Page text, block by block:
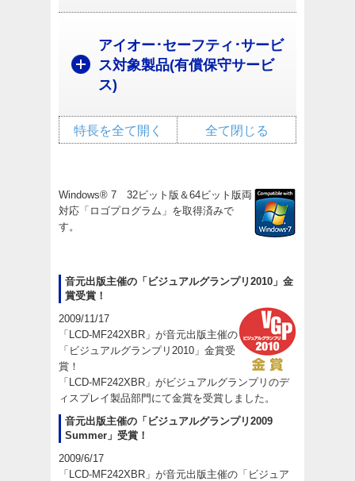
アイオー･セーフティ･サービ
ス対象製品(有償保守サービ
ス)
全て閉じる
特長を全て開く
Windows® 7 32ビット版＆64ビット版両
対応「ロゴプログラム」を取得済みで
す。
音元出版主催の「ビジュアルグランプリ2010」金
賞受賞！
2009/11/17
「LCD-MF242XBR」が音元出版主催の
「ビジュアルグランプリ2010」金賞受
賞！
「LCD-MF242XBR」がビジュアルグランプリのデ
ィスプレイ製品部門にて金賞を受賞しました。
音元出版主催の「ビジュアルグランプリ2009
Summer」受賞！
2009/6/17
「LCD-MF242XBR」が音元出版主催の「ビジュア